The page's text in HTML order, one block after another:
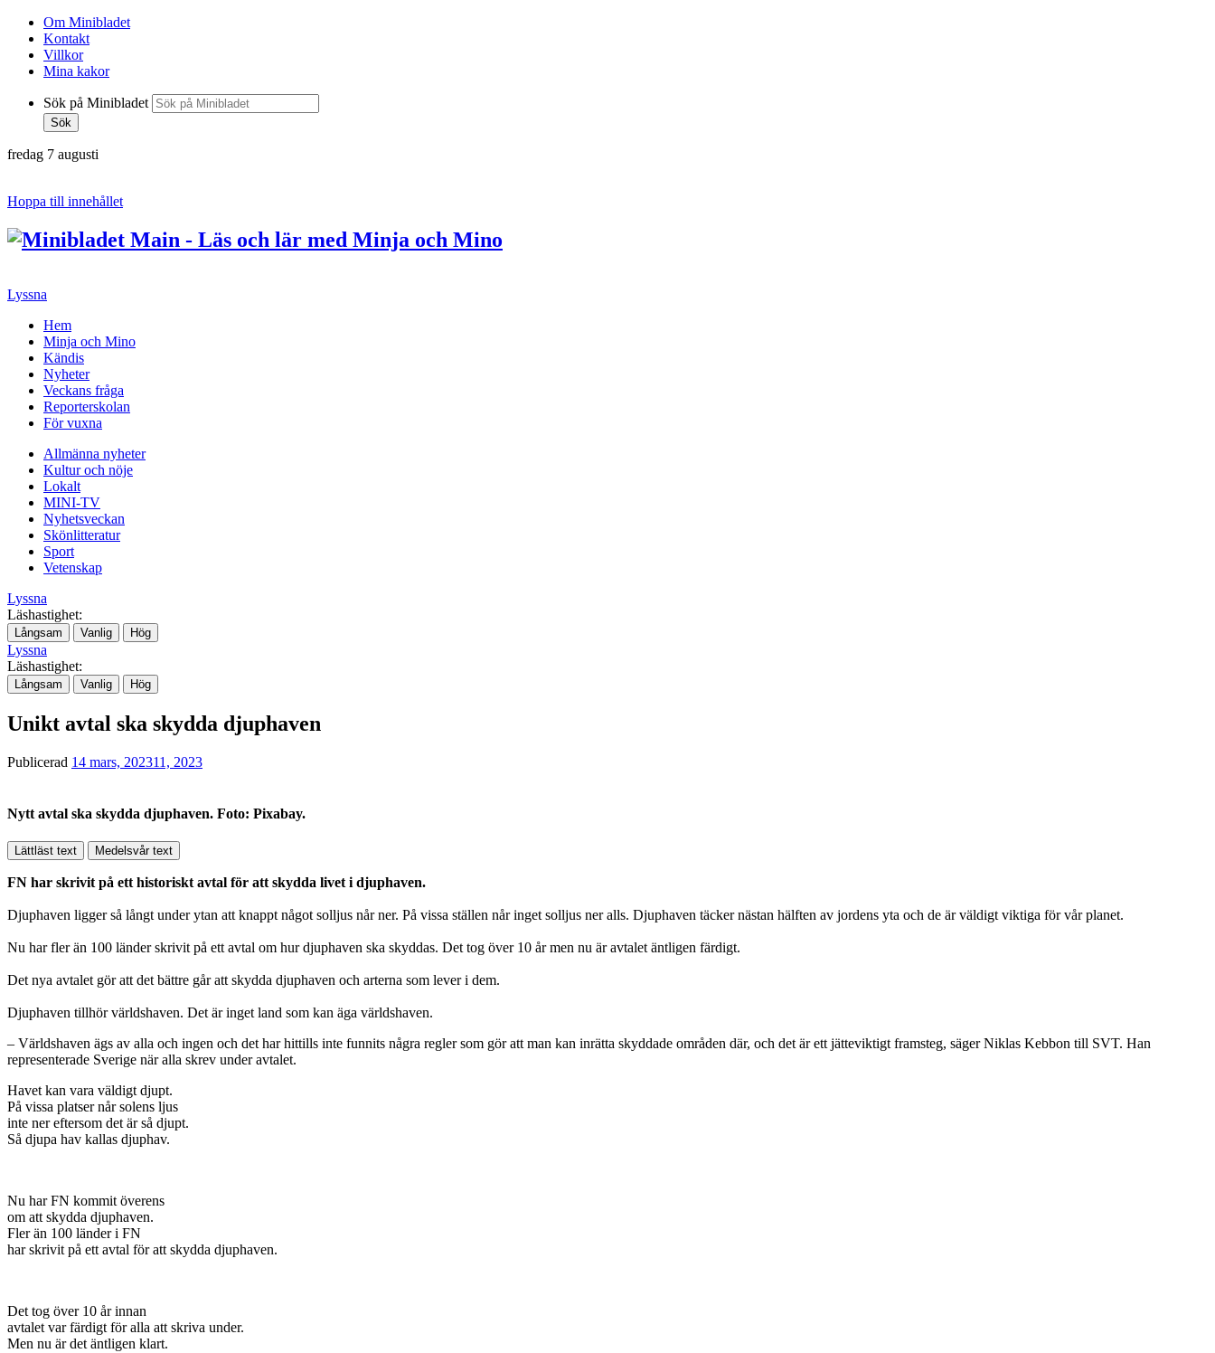
Om Minibladet
Kontakt
Villkor
Mina kakor
Sök på Minibladet
Sök
fredag 7 augusti
Hoppa till innehållet
Lyssna
Hem
Minja och Mino
Kändis
Nyheter
Veckans fråga
Reporterskolan
För vuxna
Allmänna nyheter
Kultur och nöje
Lokalt
MINI-TV
Nyhetsveckan
Skönlitteratur
Sport
Vetenskap
Lyssna
Läshastighet:
Långsam Vanlig Hög
Lyssna
Läshastighet:
Långsam Vanlig Hög
Unikt avtal ska skydda djuphaven
Publicerad 14 mars, 202311, 2023
Nytt avtal ska skydda djuphaven. Foto: Pixabay.
Lättläst text Medelsvår text
FN har skrivit på ett historiskt avtal för att skydda livet i djuphaven.
Djuphaven ligger så långt under ytan att knappt något solljus når ner. På vissa ställen når inget solljus ner alls. Djuphaven täcker nästan hälften av jordens yta och de är väldigt viktiga för vår planet.
Nu har fler än 100 länder skrivit på ett avtal om hur djuphaven ska skyddas. Det tog över 10 år men nu är avtalet äntligen färdigt.
Det nya avtalet gör att det bättre går att skydda djuphaven och arterna som lever i dem.
Djuphaven tillhör världshaven. Det är inget land som kan äga världshaven.
– Världshaven ägs av alla och ingen och det har hittills inte funnits några regler som gör att man kan inrätta skyddade områden där, och det är ett jätteviktigt framsteg, säger Niklas Kebbon till SVT. Han
representerade Sverige när alla skrev under avtalet.
Havet kan vara väldigt djupt.
På vissa platser når solens ljus
inte ner eftersom det är så djupt.
Så djupa hav kallas djuphav.
Nu har FN kommit överens
om att skydda djuphaven.
Fler än 100 länder i FN
har skrivit på ett avtal för att skydda djuphaven.
Det tog över 10 år innan
avtalet var färdigt för alla att skriva under.
Men nu är det äntligen klart.